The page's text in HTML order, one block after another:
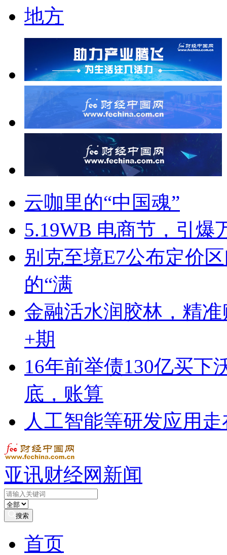
地方
云咖里的“中国魂”
5.19WB 电商节，引爆
别克至境E7公布定价
的“满
金融活水润胶林，精
+期
16年前举债130亿买下
底，账算
人工智能等研发应用
亚讯财经网新闻
搜索
首页